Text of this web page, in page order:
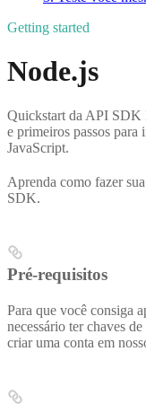
Getting started
Node.js
Quickstart da API SDK
e primeiros passos para
JavaScript.
Aprenda como fazer
SDK.
Pré-requisitos
Para que você consiga
necessário ter chaves
criar uma conta em